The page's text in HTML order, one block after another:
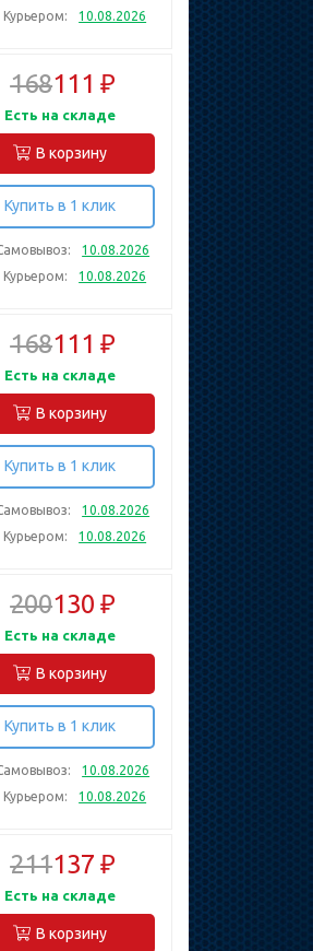
Курьером:
10.08.2026
168111 ₽
Есть на складе
В корзину
Купить в 1 клик
10.08.2026
Курьером:
10.08.2026
168111 ₽
Есть на складе
В корзину
Купить в 1 клик
10.08.2026
Курьером:
10.08.2026
200130 ₽
Есть на складе
В корзину
Купить в 1 клик
10.08.2026
Курьером:
10.08.2026
211137 ₽
Есть на складе
В корзину